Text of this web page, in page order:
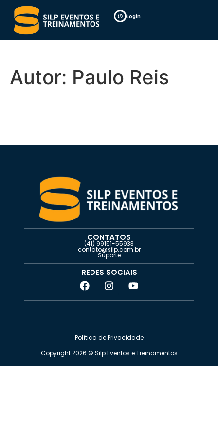
Login
Autor: Paulo Reis
CONTATOS
(41) 99151-55933
contato@silp.com.br
Suporte
REDES SOCIAIS
Política de Privacidade
Copyright 2026 ©️ Silp Eventos e Treinamentos